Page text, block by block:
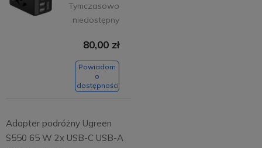
Tymczasowo
niedostępny
80,00 zł
Powiadom
o
dostępności
Adapter podróżny Ugreen
S550 65 W 2x USB-C USB-A